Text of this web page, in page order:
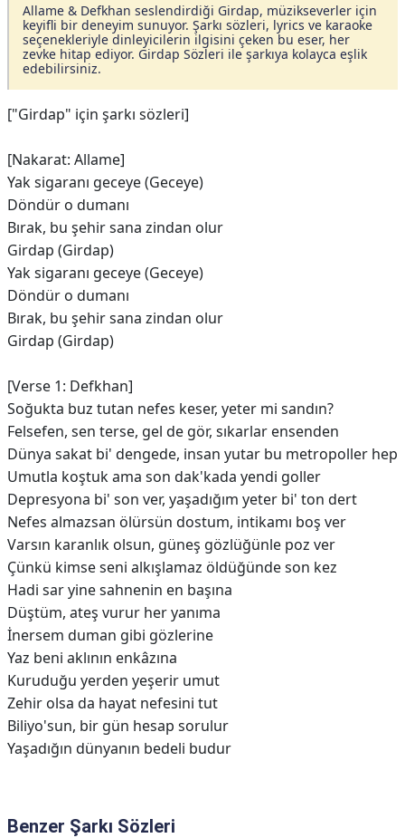
Allame & Defkhan seslendirdiği Girdap, müzikseverler için
keyifli bir deneyim sunuyor. Şarkı sözleri, lyrics ve karaoke
seçenekleriyle dinleyicilerin ilgisini çeken bu eser, her
zevke hitap ediyor. Girdap Sözleri ile şarkıya kolayca eşlik
edebilirsiniz.
["Girdap" için şarkı sözleri]
[Nakarat: Allame]
Yak sigaranı geceye (Geceye)
Döndür o dumanı
Bırak, bu şehir sana zindan olur
Girdap (Girdap)
Yak sigaranı geceye (Geceye)
Döndür o dumanı
Bırak, bu şehir sana zindan olur
Girdap (Girdap)
[Verse 1: Defkhan]
Soğukta buz tutan nefes keser, yeter mi sandın?
Felsefen, sen terse, gel de gör, sıkarlar ensenden
Dünya sakat bi' dengede, insan yutar bu metropoller hep
Umutla koştuk ama son dak'kada yendi goller
Depresyona bi' son ver, yaşadığım yеter bi' ton dert
Nefеs almazsan ölürsün dostum, intikamı boş ver
Varsın karanlık olsun, güneş gözlüğünle poz ver
Çünkü kimse seni alkışlamaz öldüğünde son kez
Hadi sar yine sahnenin en başına
Düştüm, ateş vurur her yanıma
İnersem duman gibi gözlerine
Yaz beni aklının enkâzına
Kuruduğu yerden yeşerir umut
Zehir olsa da hayat nefesini tut
Biliyo'sun, bir gün hesap sorulur
Yaşadığın dünyanın bedeli budur
Benzer Şarkı Sözleri